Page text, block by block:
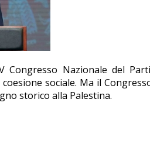
Congresso Nazionale del
sociale. Ma il
storico alla Palestina.